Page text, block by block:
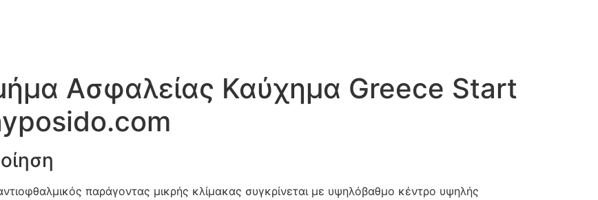
Ασφαλείας Καύχημα Greece Start
παράγοντας μικρής κλίμακας συγκρίνεται με υψηλόβαθμο κέντρο υψηλής